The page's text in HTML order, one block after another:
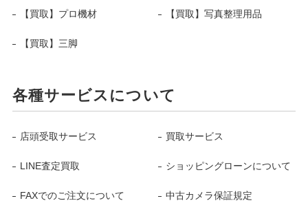
【買取】プロ機材 【買取】写真整理用品
【買取】三脚
各種サービスについて
店頭受取サービス 買取サービス
LINE査定買取 ショッピングローンについて
FAXでのご注文について 中古カメラ保証規定